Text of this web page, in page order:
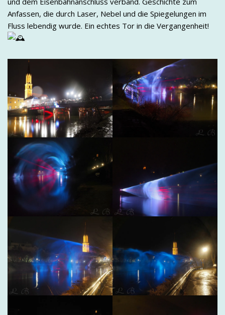
Anfassen, die durch Laser, Nebel und die Spiegelungen im
Fluss lebendig wurde. Ein echtes Tor in die Vergangenheit!